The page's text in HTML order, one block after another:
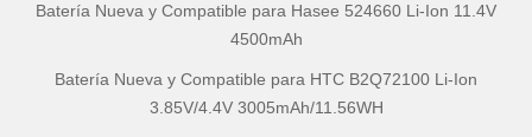
Batería Nueva y Compatible para Hasee 524660 Li-Ion 11.4V
4500mAh
Batería Nueva y Compatible para HTC B2Q72100 Li-Ion
3.85V/4.4V 3005mAh/11.56WH